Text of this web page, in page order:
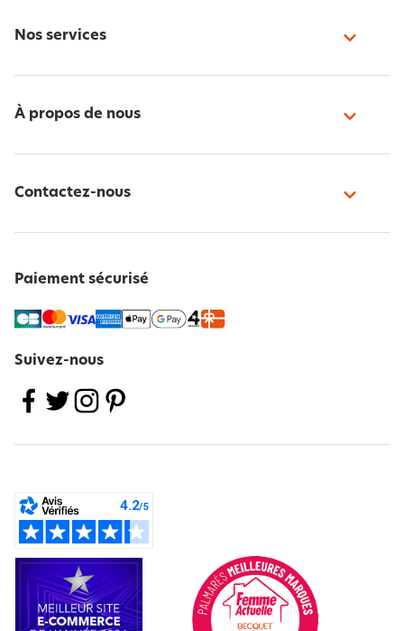
Nos services
À propos de nous
Contactez-nous
Paiement sécurisé
Suivez-nous